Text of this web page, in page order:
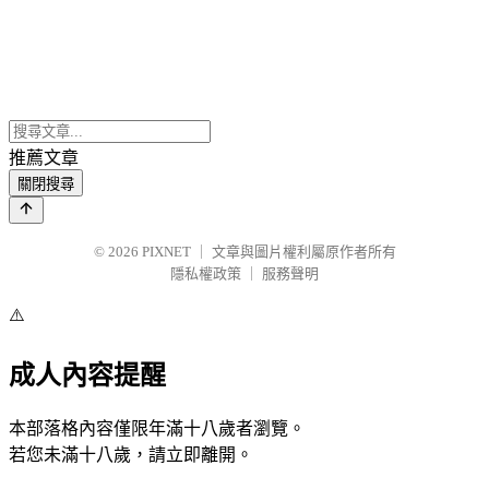
推薦文章
關閉搜尋
© 2026 PIXNET
文章與圖片權利屬原作者所有
隱私權政策
服務聲明
⚠️
成人內容提醒
本部落格內容僅限年滿十八歲者瀏覽。
若您未滿十八歲，請立即離開。